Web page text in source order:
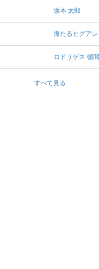
坂本 太郎
海たるヒグアレ
ロドリゲス 頓間
すべて見る